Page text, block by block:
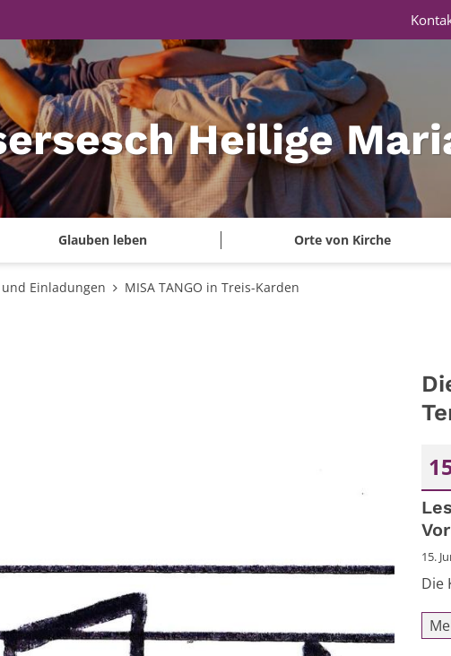
Heilige
Glauben leben Orte von Kirche
Einladungen MISA TANGO in Treis-Karden
15.
Die